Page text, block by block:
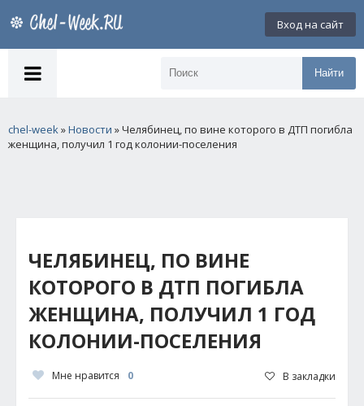
Вход на сайт
Найти
chel-week»Новости » Челябинец, по вине которого в ДТП погибла
женщина, получил 1 год колонии-поселения
ЧЕЛЯБИНЕЦ, ПО ВИНЕ
КОТОРОГО В ДТП ПОГИБЛА
ЖЕНЩИНА, ПОЛУЧИЛ 1 ГОД
КОЛОНИИ-ПОСЕЛЕНИЯ
Мне нравится 0 В закладки